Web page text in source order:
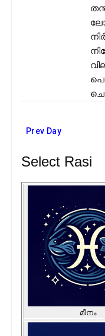
Prev Day
Select Rasi
മീനം